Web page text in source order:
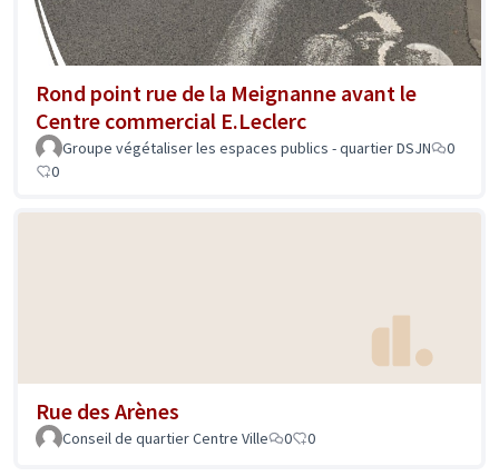
Rond point rue de la Meignanne avant le
Centre commercial E.Leclerc
Groupe végétaliser les espaces publics - quartier DSJN
0
0
Rue des Arènes
Conseil de quartier Centre Ville 0 0